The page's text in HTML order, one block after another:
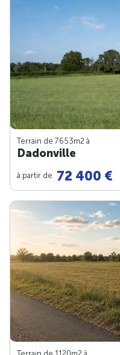
Terrain de 7653m2 à
Dadonville
à partir de 72 400 €